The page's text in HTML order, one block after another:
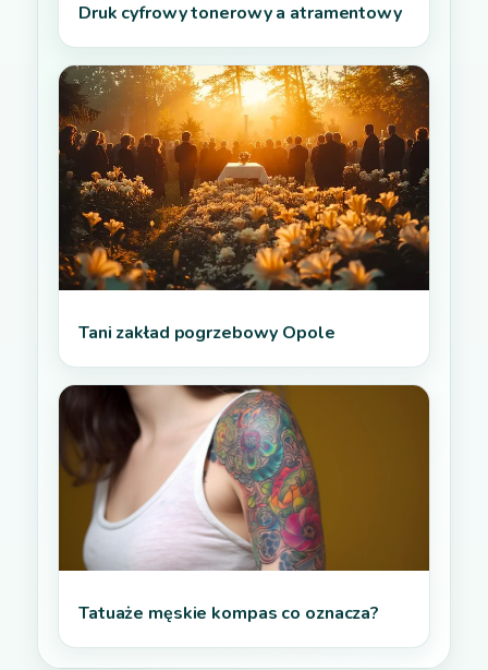
Druk cyfrowy tonerowy a atramentowy
Tani zakład pogrzebowy Opole
Tatuaże męskie kompas co oznacza?